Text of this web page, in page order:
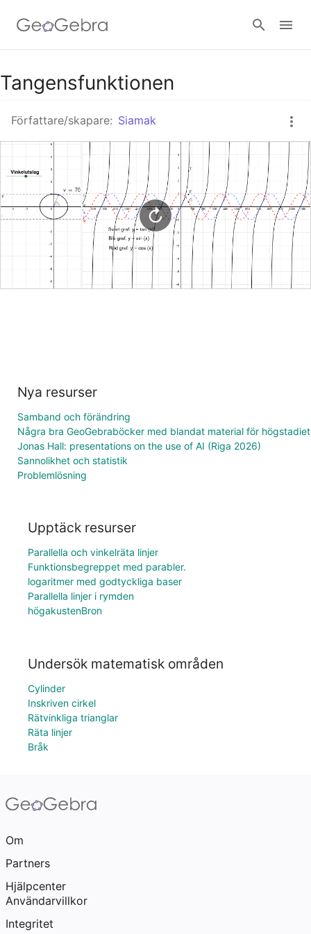
Google Classroom - Interaktiva lektioner
GeoGebra Classroom - Interaktiva lektioner
Logga in
Tangensfunktionen
Författare/skapare: Siamak
Nya resurser
Samband och förändring
Några bra GeoGebraböcker med blandat material för högstadiet
Jonas Hall: presentations on the use of AI (Riga 2026)
Sannolikhet och statistik
Problemlösning
Upptäck resurser
Parallella och vinkelräta linjer
Funktionsbegreppet med parabler.
logaritmer med godtyckliga baser
Parallella linjer i rymden
högakustenBron
Undersök matematisk områden
Cylinder
Inskriven cirkel
Rätvinkliga trianglar
Räta linjer
Bråk
Om
Partners
Hjälpcenter
Användarvillkor
Integritet